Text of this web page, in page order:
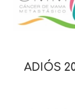
ADIÓS